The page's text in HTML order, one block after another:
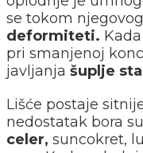
se tokom
deformiteti.
pri smanjenoj
javljanja šuplje
Lišće postaje
nedostatak bora
celer, suncokret,